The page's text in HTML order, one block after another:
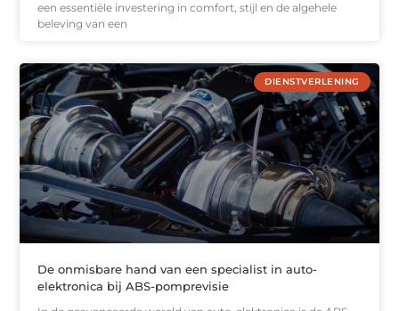
een essentiële investering in comfort, stijl en de algehele
beleving van een
DIENSTVERLENING
De onmisbare hand van een specialist in auto-
elektronica bij ABS-pomprevisie